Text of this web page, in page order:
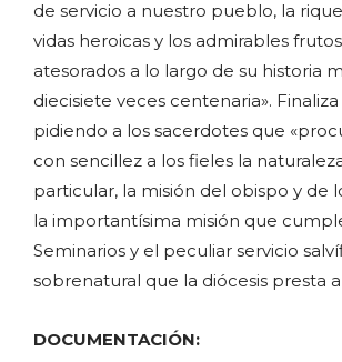
de servicio a nuestro pueblo, la
vidas heroicas y los admirables
atesorados a lo largo de su historia
diecisiete veces centenaria».
pidiendo a los sacerdotes que
con sencillez a los fieles la
particular, la misión del obispo y de
la importantísima misión que
Seminarios y el peculiar servicio
sobrenatural que la diócesis presta a
DOCUMENTACIÓN: